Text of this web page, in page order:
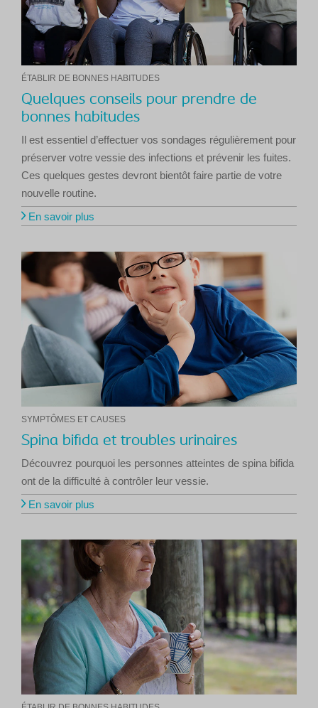
ÉTABLIR DE BONNES HABITUDES
Quelques conseils pour prendre de
bonnes habitudes
Il est essentiel d’effectuer vos sondages régulièrement pour
préserver votre vessie des infections et prévenir les fuites.
Ces quelques gestes devront bientôt faire partie de votre
nouvelle routine.
En savoir plus
SYMPTÔMES ET CAUSES
Spina bifida et troubles urinaires
Découvrez pourquoi les personnes atteintes de spina bifida
ont de la difficulté à contrôler leur vessie.
En savoir plus